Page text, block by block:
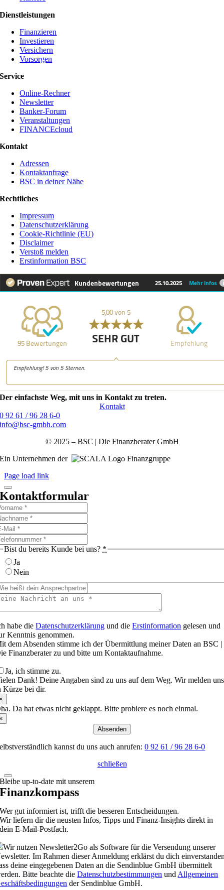
Dienstleistungen
Finanzieren
Investieren
Versichern
Vorsorgen
Service
Online-Rechner
Newsletter
Banker-Forum
Veranstaltungen
FINANCEcloud
Kontakt
Adressen
Kontaktanfrage
BSC in deiner Nähe
Rechtliches
Impressum
Datenschutzerklärung
Cookie-Richtlinie (EU)
Disclaimer
Verstoß melden
Erstinformation BSC
Der einfachste Weg, mit uns in Kontakt zu treten.
Kontakt
0 92 61 / 96 28 6-0
info@bsc-gmbh.com
© 2025 – BSC | Die Finanzberater GmbH
Ein Unternehmen der
Finanzgruppe
Page load link
Kontaktformular
Bist du bereits Kunde bei uns? *
Ja
Nein
habe dieDatenschutzerklärung und dieErstinformation gelesen und
Kenntnis genommen.
dem Absenden stimme ich der Übermittlung meiner Daten an BSC |
Finanzberater zu und bitte um Kontaktaufnahme.
Ja, ich stimme zu.
Dank! Deine Angaben sind zu uns auf dem Weg. Wir melden uns
Kürze bei dir.
Da hat etwas nicht geklappt. Bitte probiere es noch einmal.
Absenden
kannst du uns auch anrufen:0 92 61 / 96 28 6-0
schließen
Bleibe up-to-date mit unserem
Finanzkompass
Wer gut informiert ist, trifft die besseren Entscheidungen.
Wir liefern dir die neusten Infos, Tipps und Finanz-Insights direkt in
dein E-Mail-Postfach.
Wir nutzen Newsletter2Go als Software für die Versendung unserer
Im Rahmen dieser Anmeldung erklärst du dich
deine eingegebenen Daten an die Sendinblue GmbH übermittelt
Bitte beachte dieDatenschutzbestimmungen und Allgemeinen
der Sendinblue GmbH.